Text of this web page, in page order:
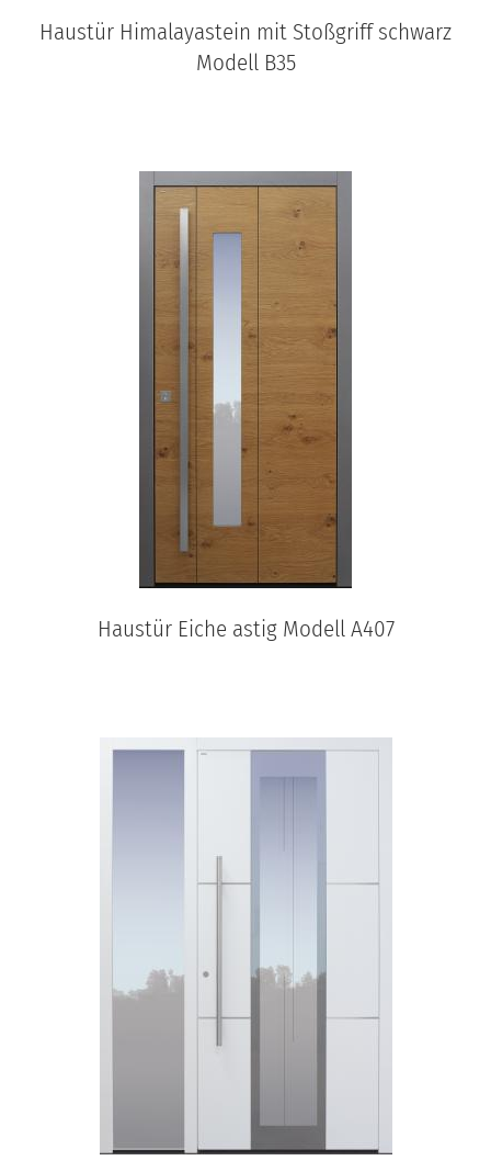
Haustür Himalayastein mit Stoßgriff schwarz
Modell B35
Haustür Eiche astig Modell A407